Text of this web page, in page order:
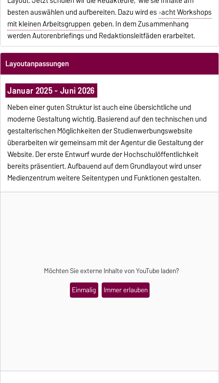
besten auswählen und aufbereiten. Dazu wird es acht Workshops
mit kleinen Arbeitsgruppen geben. In dem Zusammenhang
werden Autorenbriefings und Redaktionsleitfäden erarbeitet.
Layoutanpassungen
Januar 2025 - Juni 2026
Neben einer guten Struktur ist auch eine übersichtliche und
moderne Gestaltung wichtig. Basierend auf den technischen und
gestalterischen Möglichkeiten der Studienwerbungswebsite
überarbeiten wir gemeinsam mit der Agentur die Gestaltung der
Website. Der erste Entwurf wurde der Hochschulöffentlichkeit
bereits präsentiert. Aufbauend auf dem Grundlayout wird unser
Medienzentrum weitere Seitentypen und Funktionen gestalten.
Möchten Sie externe Inhalte vonYouTubeladen?
Einmalig
Immer erlauben